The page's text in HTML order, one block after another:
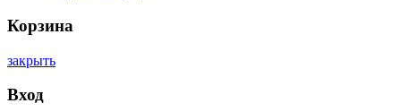
Корзина
закрыть
Вход